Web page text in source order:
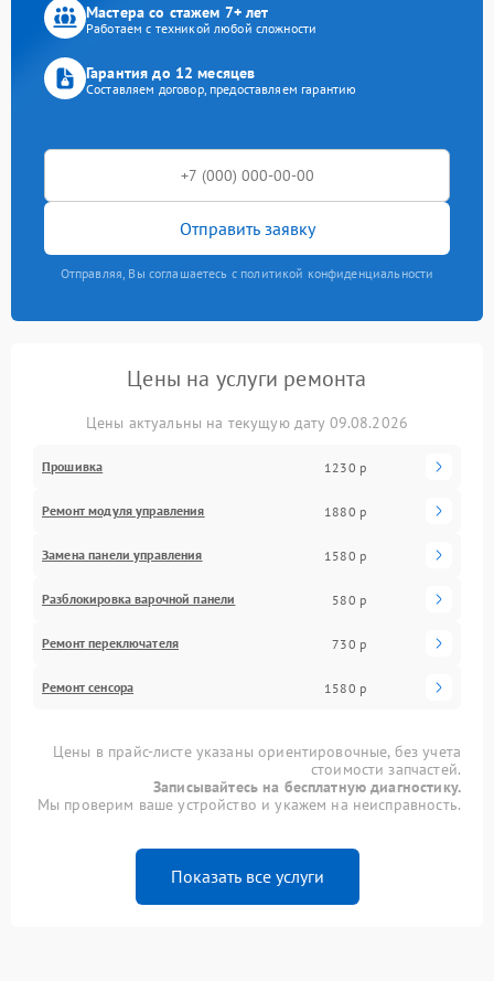
Мастера со стажем 7+ лет
Работаем с техникой любой сложности
Гарантия до 12 месяцев
Составляем договор, предоставляем гарантию
Отправить заявку
Отправляя, Вы соглашаетесь с политикой конфиденциальности
Цены на услуги ремонта
Цены актуальны на текущую дату 09.08.2026
Прошивка 1230 р
Ремонт модуля управления 1880 р
Замена панели управления 1580 р
Разблокировка варочной панели 580 р
Ремонт переключателя 730 р
Ремонт сенсора 1580 р
Цены в прайс-листе указаны ориентировочные, без учета
стоимости запчастей.
Записывайтесь на бесплатную диагностику.
Мы проверим ваше устройство и укажем на неисправность.
Показать все услуги